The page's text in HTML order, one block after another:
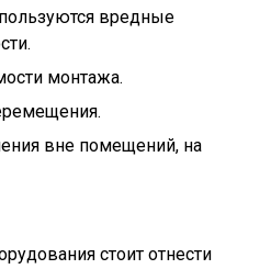
вредные
монтажа.
вне помещений, на
стоит отнести